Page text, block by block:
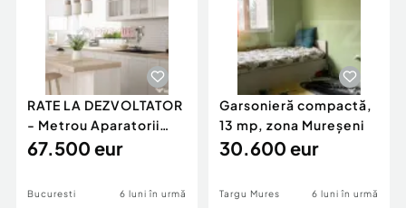
RATE LA DEZVOLTATOR
- Metrou Aparatorii
Patriei -
67.500 eur
Bucuresti 6 luni în urmă
Garsonieră compactă,
13 mp, zona Mureșeni
30.600 eur
Targu Mures 6 luni în urmă